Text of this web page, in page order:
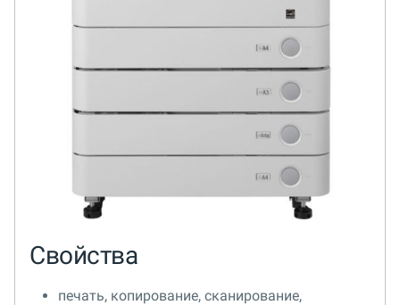
Свойства
печать, копирование, сканирование,